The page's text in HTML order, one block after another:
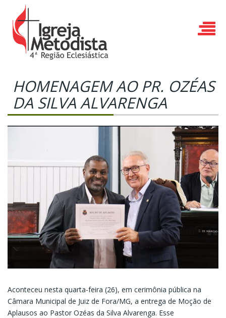
HOMENAGEM AO PR. OZÉAS
DA SILVA ALVARENGA
Aconteceu nesta quarta-feira (26), em cerimônia pública na
Câmara Municipal de Juiz de Fora/MG, a entrega de Moção de
Aplausos ao Pastor Ozéas da Silva Alvarenga. Esse